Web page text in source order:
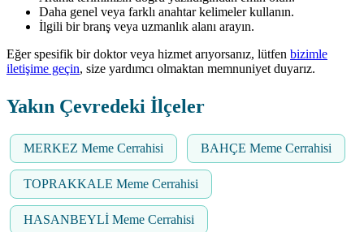
Daha genel veya farklı anahtar kelimeler kullanın.
İlgili bir branş veya uzmanlık alanı arayın.
Eğer spesifik bir doktor veya hizmet arıyorsanız, lütfen bizimle
iletişime geçin, size yardımcı olmaktan memnuniyet duyarız.
Yakın Çevredeki İlçeler
MERKEZ Meme Cerrahisi BAHÇE Meme Cerrahisi
TOPRAKKALE Meme Cerrahisi
HASANBEYLİ Meme Cerrahisi